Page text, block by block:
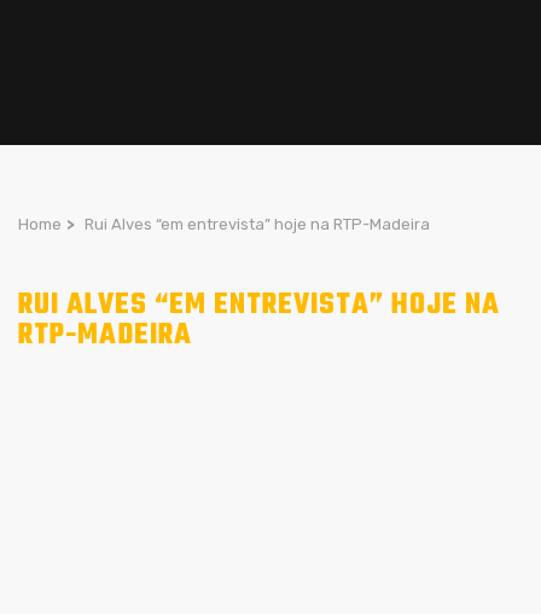
Home > Rui Alves “em entrevista” hoje na RTP-Madeira
RUI ALVES “EM ENTREVISTA” HOJE NA
RTP-MADEIRA